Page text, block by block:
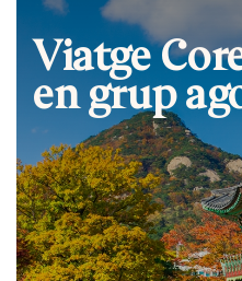
Viatge
en grup